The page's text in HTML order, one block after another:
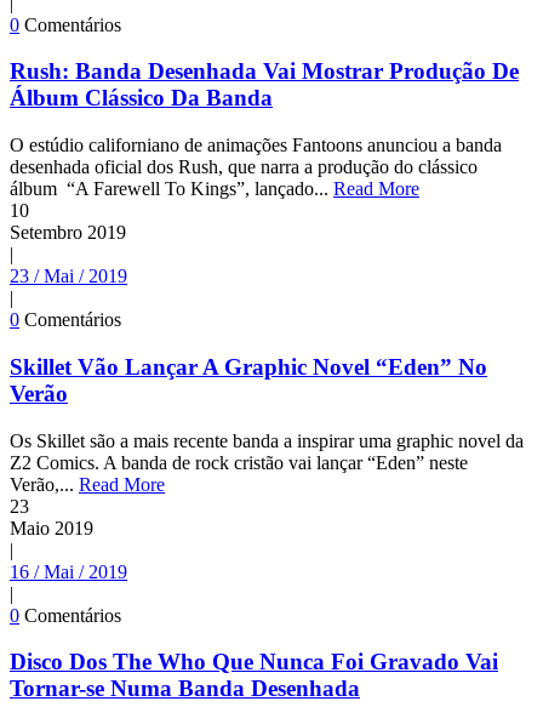
0 Comentários
Rush: Banda Desenhada Vai Mostrar Produção De
Álbum Clássico Da Banda
O estúdio californiano de animações Fantoons anunciou a banda
desenhada oficial dos Rush, que narra a produção do clássico
álbum “A Farewell To Kings”, lançado... Read More
10
Setembro 2019
|
23 / Mai / 2019
|
0 Comentários
Skillet Vão Lançar A Graphic Novel “Eden” No
Verão
Os Skillet são a mais recente banda a inspirar uma graphic novel da
Z2 Comics. A banda de rock cristão vai lançar “Eden” neste
Verão,... Read More
23
Maio 2019
|
16 / Mai / 2019
|
0 Comentários
Disco Dos The Who Que Nunca Foi Gravado Vai
Tornar-se Numa Banda Desenhada